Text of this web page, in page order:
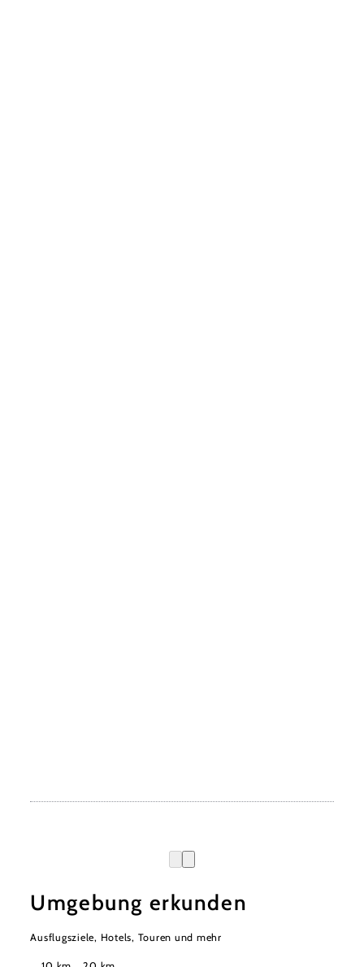
Umgebung erkunden
Ausflugsziele, Hotels, Touren und mehr
Suchradius